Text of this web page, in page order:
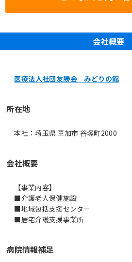
会社概要
医療法人社団友勝会 みどりの館
所在地
本社：埼玉県 草加市 谷塚町2000
会社概要
【事業内容】
■介護老人保健施設
■地域包括支援センター
■居宅介護支援事業所
病院情報補足